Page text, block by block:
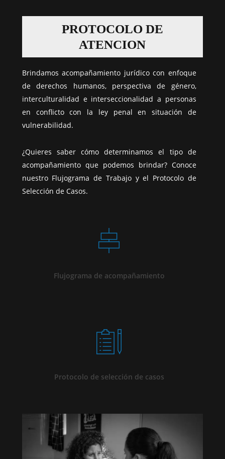
PROTOCOLO DE
ATENCION
Brindamos acompañamiento jurídico con enfoque
de derechos humanos, perspectiva de género,
interculturalidad e interseccionalidad a personas
en conflicto con la ley penal en situación de
vulnerabilidad.
¿Quieres saber cómo determinamos el tipo de
acompañamiento que podemos brindar? Conoce
nuestro Flujograma de Trabajo y el Protocolo de
Selección de Casos.
Flujograma de acompañamiento
Protocolo de selección de casos